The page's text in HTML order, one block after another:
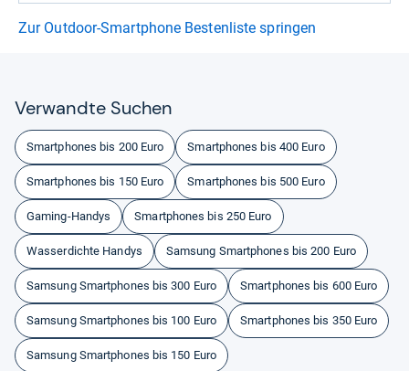
Zur Outdoor-Smartphone Bestenliste springen
Ver­wandte Suchen
Smartphones bis 200 Euro Smartphones bis 400 Euro
Smartphones bis 150 Euro Smartphones bis 500 Euro
Gaming-Handys Smartphones bis 250 Euro
Wasserdichte Handys Samsung Smartphones bis 200 Euro
Samsung Smartphones bis 300 Euro Smartphones bis 600 Euro
Samsung Smartphones bis 100 Euro Smartphones bis 350 Euro
Samsung Smartphones bis 150 Euro